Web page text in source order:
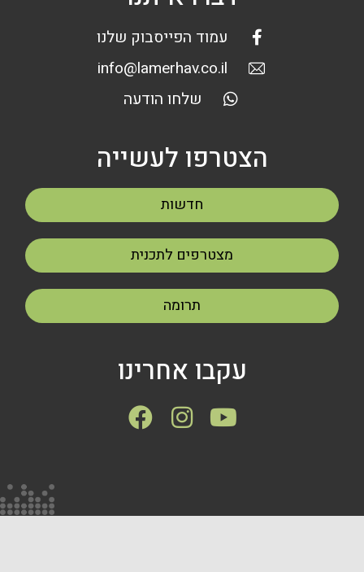
עמוד הפייסבוק שלנו
info@lamerhav.co.il
שלחו הודעה
הצטרפו לעשייה
חדשות
מצטרפים לתכנית
תרומה
עקבו אחרינו